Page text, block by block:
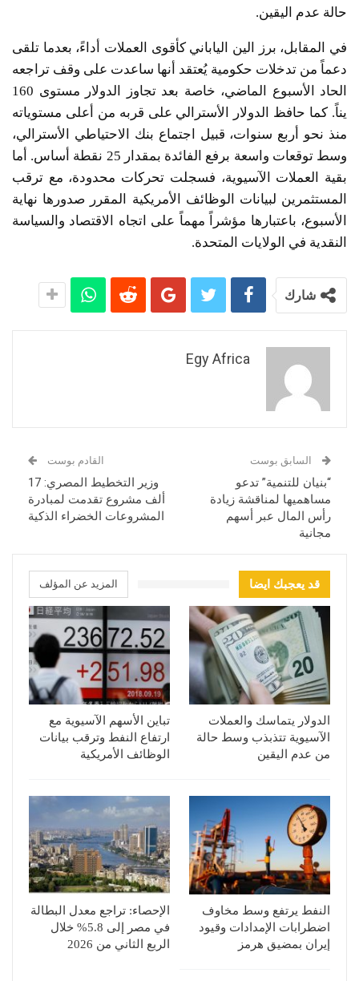
حالة عدم اليقين.
في المقابل، برز الين الياباني كأقوى العملات أداءً، بعدما تلقى
دعماً من تدخلات حكومية يُعتقد أنها ساعدت على وقف تراجعه
الحاد الأسبوع الماضي، خاصة بعد تجاوز الدولار مستوى 160
يناً. كما حافظ الدولار الأسترالي على قربه من أعلى مستوياته
منذ نحو أربع سنوات، قبيل اجتماع بنك الاحتياطي الأسترالي،
وسط توقعات واسعة برفع الفائدة بمقدار 25 نقطة أساس. أما
بقية العملات الآسيوية، فسجلت تحركات محدودة، مع ترقب
المستثمرين لبيانات الوظائف الأمريكية المقرر صدورها نهاية
الأسبوع، باعتبارها مؤشراً مهماً على اتجاه الاقتصاد والسياسة
النقدية في الولايات المتحدة.
شارك
Egy Africa
السابق بوست
“بنيان للتنمية” تدعو
مساهميها لمناقشة زيادة
رأس المال عبر أسهم
مجانية
القادم بوست
وزير التخطيط المصري: 17
ألف مشروع تقدمت لمبادرة
المشروعات الخضراء الذكية
قد يعجبك ايضا المزيد عن المؤلف
الدولار يتماسك والعملات
الآسيوية تتذبذب وسط حالة
من عدم اليقين
تباين الأسهم الآسيوية مع
ارتفاع النفط وترقب بيانات
الوظائف الأمريكية
النفط يرتفع وسط مخاوف
اضطرابات الإمدادات وقيود
إيران بمضيق هرمز
الإحصاء: تراجع معدل البطالة
في مصر إلى 5.8% خلال
الربع الثاني من 2026